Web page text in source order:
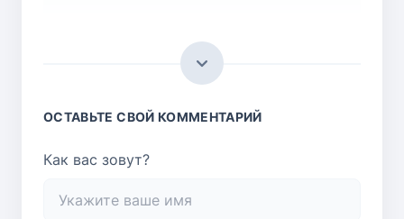
ОСТАВЬТЕ СВОЙ КОММЕНТАРИЙ
Как вас зовут?